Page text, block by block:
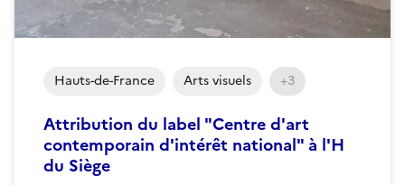
Attribution du label "Centre d'art
contemporain d'intérêt national" à l'H
du Siège
Hauts-de-France Arts visuels +3